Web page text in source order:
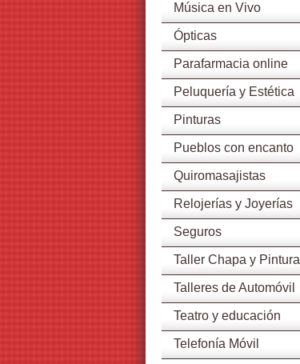
Música en Vivo
Ópticas
Parafarmacia online
Peluquería y Estética
Pinturas
Pueblos con encanto
Quiromasajistas
Relojerías y Joyerías
Seguros
Taller Chapa y Pintura
Talleres de Automóvil
Teatro y educación
Telefonía Móvil